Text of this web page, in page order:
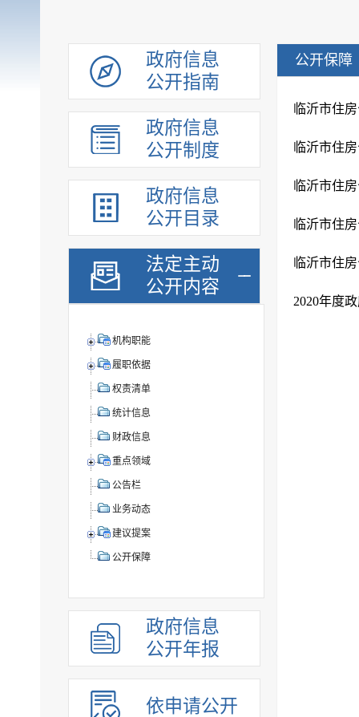
政府信息
公开指南
政府信息
公开制度
政府信息
公开目录
法定主动
公开内容
机构职能
履职依据
权责清单
统计信息
财政信息
重点领域
公告栏
业务动态
建议提案
公开保障
政府信息
公开年报
依申请公开
公开保障
临沂市住
临沂市住
临沂市住
临沂市住
临沂市住
2020年度